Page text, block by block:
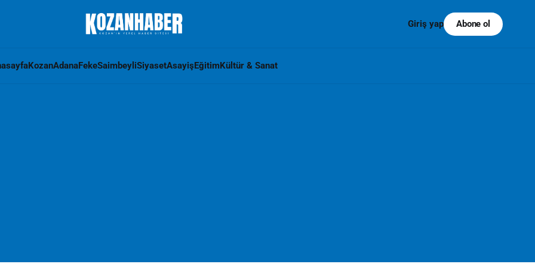
KozanAdanaFekeSaimbeyliSiyasetAsayişEğitimKültür & Sanat
Giriş yap Abone ol